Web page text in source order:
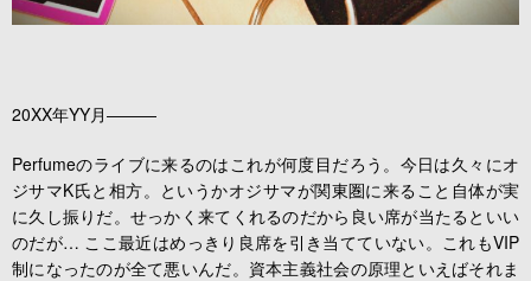
20XX年YY月―――
Perfumeのライブに来るのはこれが何度目だろう。今日は久々にオ
ジサマK氏と相方。というかオジサマが関東圏に来ること自体が実
に久し振りだ。せっかく来てくれるのだから良い席が当たるといい
のだが… ここ最近はめっきり良席を引き当てていない。これもVIP
制になったのが全て悪いんだ。資本主義社会の原理といえばそれま